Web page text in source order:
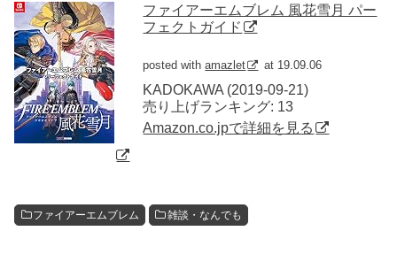
ファイアーエムブレム 風花雪月 パー
フェクトガイド
posted withamazlet at 19.09.06
KADOKAWA (2019-09-21)
売り上げランキング: 13
Amazon.co.jpで詳細を見る
ファイアーエムブレム 雑談・なんでも